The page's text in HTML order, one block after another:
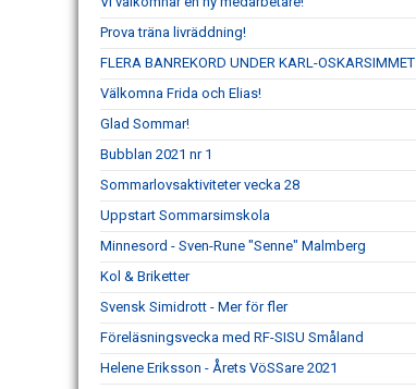
Prova träna livräddning!
FLERA BANREKORD UNDER KARL-OSKARSIMMET
Välkomna Frida och Elias!
Glad Sommar!
Bubblan 2021 nr 1
Sommarlovsaktiviteter vecka 28
Uppstart Sommarsimskola
Minnesord - Sven-Rune "Senne" Malmberg
Kol & Briketter
Svensk Simidrott - Mer för fler
Föreläsningsvecka med RF-SISU Småland
Helene Eriksson - Årets VöSSare 2021